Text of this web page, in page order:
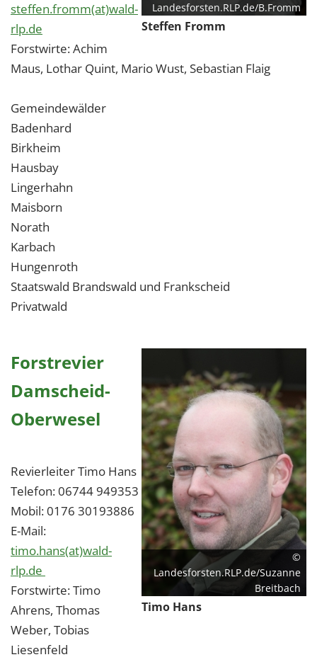
Landesforsten.RLP.de/B.Fromm
Steffen Fromm
steffen.fromm(at)wald-
rlp.de
Forstwirte: Achim
Maus, Lothar Quint, Mario Wust, Sebastian Flaig
Gemeindewälder
Badenhard
Birkheim
Hausbay
Lingerhahn
Maisborn
Norath
Karbach
Hungenroth
Staatswald Brandswald und Frankscheid
Privatwald
©
Landesforsten.RLP.de/Suzanne
Breitbach
Timo Hans
Forstrevier
Damscheid-
Oberwesel
Revierleiter Timo Hans
Telefon: 06744 949353
Mobil: 0176 30193886
E-Mail:
timo.hans(at)wald-
rlp.de
Forstwirte: Timo
Ahrens, Thomas
Weber, Tobias
Liesenfeld